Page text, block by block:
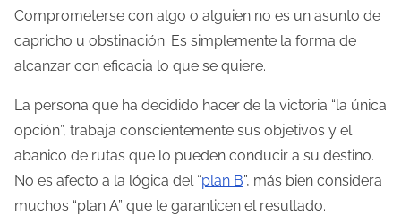
Comprometerse con algo o alguien no es un asunto de
capricho u obstinación. Es simplemente la forma de
alcanzar con eficacia lo que se quiere.
La persona que ha decidido hacer de la victoria “la única
opción”, trabaja conscientemente sus objetivos y el
abanico de rutas que lo pueden conducir a su destino.
No es afecto a la lógica del “plan B”, más bien considera
muchos “plan A” que le garanticen el resultado.